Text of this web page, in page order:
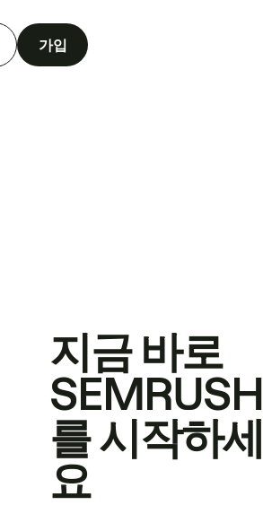
가입
지금 바로
SEMRUSH
를 시작하세
요